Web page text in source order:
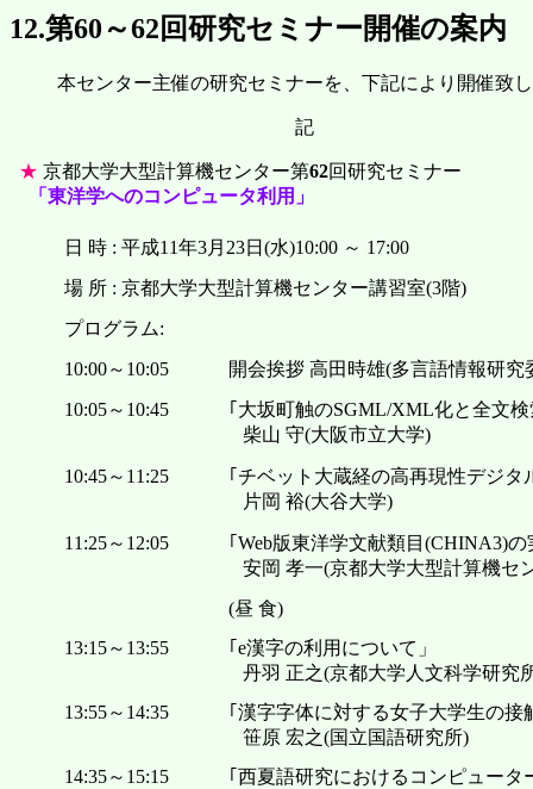
12.第60～62回研究セミナー開催の案内
本センター主催の研究セミナーを、下記により開催致
記
★ 京都大学大型計算機センター第62回研究セミナー
「東洋学へのコンピュータ利用」
日 時 : 平成11年3月23日(水)10:00 ～ 17:00
場 所 : 京都大学大型計算機センター講習室(3階)
プログラム:
10:00～10:05
開会挨拶 高田時雄(多言語情報研究
10:05～10:45
｢大坂町触のSGML/XML化と全文
柴山 守(大阪市立大学)
10:45～11:25
｢チベット大蔵経の高再現性デジ
片岡 裕(大谷大学)
11:25～12:05
｢Web版東洋学文献類目(CHINA3)の
安岡 孝一(京都大学大型計算機セ
(昼 食)
13:15～13:55
｢e漢字の利用について」
丹羽 正之(京都大学人文科学研究
13:55～14:35
｢漢字字体に対する女子大学生の接
笹原 宏之(国立国語研究所)
14:35～15:15
｢西夏語研究におけるコンピュータ